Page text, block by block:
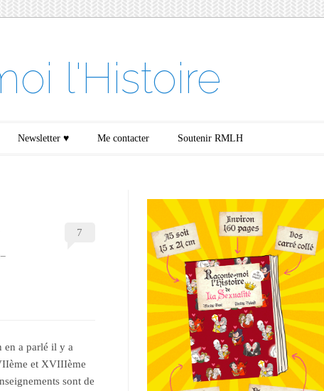
l'Histoire
Newsletter ♥ Me contacter Soutenir RMLH
7
en a parlé il y a
et XVIIIème
sont de